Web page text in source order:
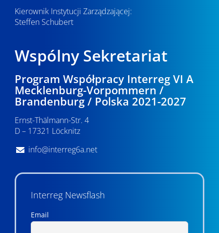
Kierownik Instytucji Zarządzającej:
Steffen Schubert
Wspólny Sekretariat
Program Współpracy Interreg VI A
Mecklenburg-Vorpommern /
Brandenburg / Polska 2021-2027
Ernst-Thälmann-Str. 4
D – 17321 Löcknitz
info@interreg6a.net
Interreg Newsflash
Email